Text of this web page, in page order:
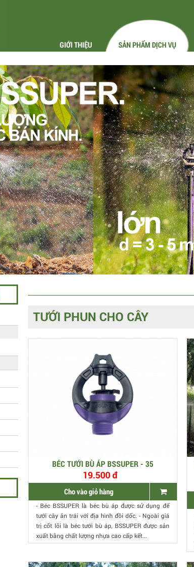
GIỚI THIỆU SẢN PHẨM DỊCH VỤ
TƯỚI PHUN CHO CÂY
BÉC TƯỚI BÙ ÁP BSSUPER - 35
19.500 đ
Cho vào giỏ hàng
- Béc BSSUPER là béc bù áp được sử dụng để
tưới cây ăn trái với địa hình đồi dốc. - Ngoài giá
trị cốt lõi là béc tưới bù áp, BSSUPER được sản
xuất bằng chất lượng nhựa cao cấp kết...